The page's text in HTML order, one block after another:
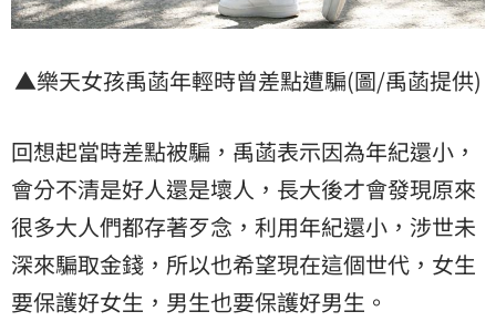
▲樂天女孩禹菡年輕時曾差點遭騙(圖/禹菡提供)
回想起當時差點被騙，禹菡表示因為年紀還小，
會分不清是好人還是壞人，長大後才會發現原來
很多大人們都存著歹念，利用年紀還小，涉世未
深來騙取金錢，所以也希望現在這個世代，女生
要保護好女生，男生也要保護好男生。